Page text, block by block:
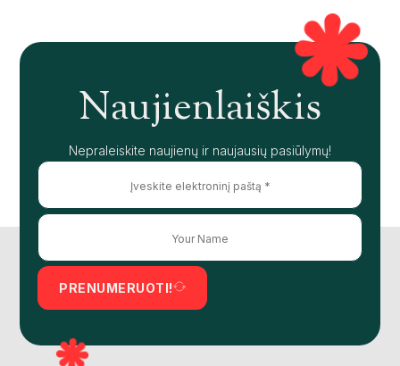
Naujienlaiškis
Nepraleiskite naujienų ir naujausių pasiūlymų!
PRENUMERUOTI!